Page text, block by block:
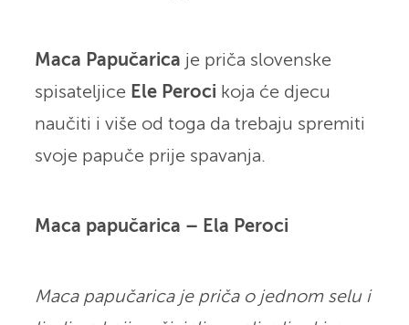
Maca Papučarica je priča slovenske
spisateljice Ele Peroci koja će djecu
naučiti i više od toga da trebaju spremiti
svoje papuče prije spavanja.
Maca papučarica – Ela Peroci
Maca papučarica je priča o jednom selu i